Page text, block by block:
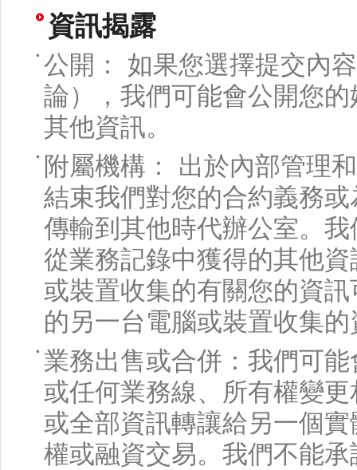
資訊揭露
公開： 如果您選擇提交內
論），我們可能會公開您
其他資訊。
附屬機構： 出於內部管理
結束我們對您的合約義務
傳輸到其他時代辦公室。
從業務記錄中獲得的其他
或裝置收集的有關您的資
的另一台電腦或裝置收集的
業務出售或合併：我們可
或任何業務線、所有權變
或全部資訊轉讓給另一個
權或融資交易。我們不能